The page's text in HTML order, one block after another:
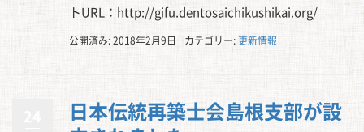
トURL：http://gifu.dentosaichikushikai.org/
公開済み: 2018年2月9日 カテゴリー:更新情報
日本伝統再築士会島根支部が設